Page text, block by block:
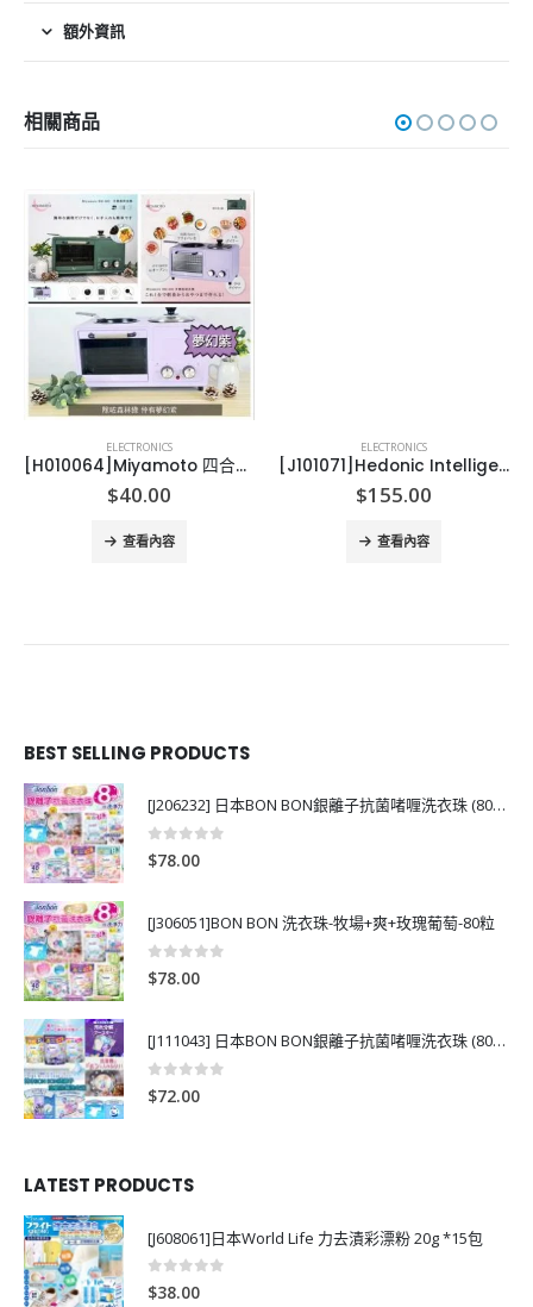
額外資訊
相關商品
ELECTRONICS
[H010064]Miyamoto 四合一早餐神器
$40.00
查看內容
ELECTRONICS
[J101071]Hedonic Intelligence 12000mAh power Bank 充電池 12000mAh power Bank
$155.00
查看內容
BEST SELLING PRODUCTS
[J206232] 日本BON BON銀離子抗菌啫喱洗衣珠 (80粒)
0out of 5
$78.00
[J306051]BON BON 洗衣珠-牧場+爽+玫瑰葡萄-80粒
0
$78.00
[J111043] 日本BON BON銀離子抗菌啫喱洗衣珠 (80粒)
0
$72.00
LATEST PRODUCTS
[J608061]日本World Life 力去漬彩漂粉 20g *15包
0out of 5
$38.00